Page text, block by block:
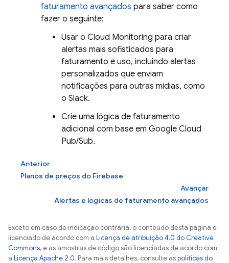
faturamento avançados para saber como
fazer o seguinte:
Usar o Cloud Monitoring para criar
alertas mais sofisticados para
faturamento e uso, incluindo alertas
personalizados que enviam
notificações para outras mídias, como
o Slack.
Crie uma lógica de faturamento
adicional com base em Google Cloud
Pub/Sub.
Anterior
Planos de preços do Firebase
Avançar
Alertas e lógicas de faturamento avançados
Exceto em caso de indicação contrária, o conteúdo desta página é
licenciado de acordo com a Licença de atribuição 4.0 do Creative
Commons, e as amostras de código são licenciadas de acordo com
a Licença Apache 2.0. Para mais detalhes, consulte aspolíticas do